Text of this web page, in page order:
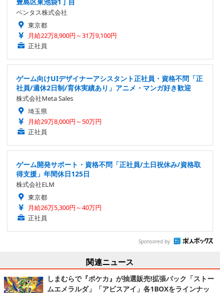
ベンタス株式会社
東京都
月給22万8,900円～31万9,100円
正社員
ゲーム向けUIデザイナーアシスタント正社員・資格不問「正
社員/週休2日制/育休実績あり」アニメ・マンガ好き歓迎
株式会社Meta Sales
埼玉県
月給29万8,000円～50万円
正社員
ゲーム開発サポート・資格不問「正社員/土日祝休み/資格取
得支援」年間休日125日
株式会社ELM
東京都
月給26万5,300円～40万円
正社員
Sponsored by
関連ニュース
しまむらで『ポケカ』が抽選販売!拡張パック「ストー
ムエメラルダ」「アビスアイ」各1BOXをラインナッ